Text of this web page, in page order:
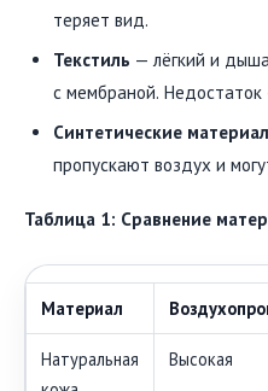
теряет вид.
Текстиль — лёгкий и
с мембраной.
Синтетические
пропускают воздух и
Таблица 1: Сравнение
Материал
Натуральная
Высокая